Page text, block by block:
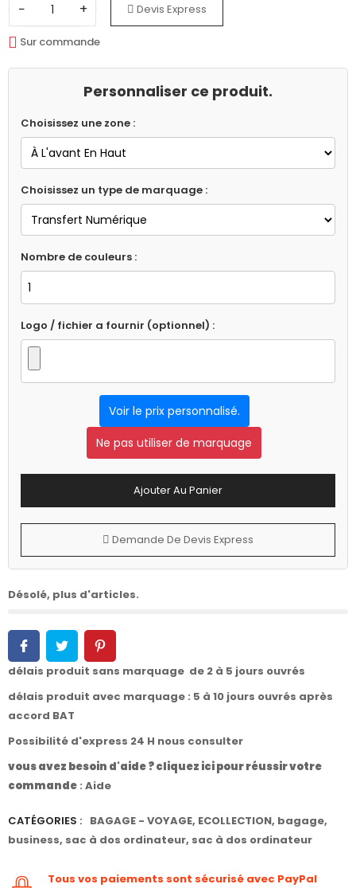
− + Devis Express
Sur commande
Personnaliser ce produit.
Choisissez une zone :
Choisissez un type de marquage :
Nombre de couleurs :
Logo / fichier a fournir (optionnel) :
Voir le prix personnalisé.
Ne pas utiliser de marquage
Ajouter Au Panier
Demande De Devis Express
Désolé, plus d'articles.
délais produit sans marquage de 2 à 5 jours ouvrés
délais produit avec marquage : 5 à 10 jours ouvrés après
accord BAT
Possibilité d'express 24 H nous consulter
vous avez besoin d'aide ? cliquez ici pour réussir votre
commande : Aide
CATÉGORIES : BAGAGE - VOYAGE, ECOLLECTION, bagage,
business, sac à dos ordinateur, sac à dos ordinateur
Tous vos paiements sont sécurisé avec PayPal